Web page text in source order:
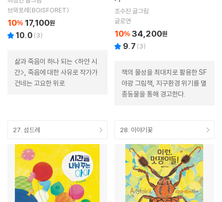
브와포레(BOISFORET)
10% 17,100원
10.0 (3)
삶과 죽음이 하나 되는 <하얀 시
간>, 죽음에 대한 사유로 작가가
건네는 고요한 위로
조수진 글그림
글로연
10% 34,200원
9.7 (3)
책의 물성을 최대치로 활용한 SF
야광 그림책, 지구환경 위기를 멸
종동물을 통해 경고한다.
27. 섬드레 28. 이야기꽃